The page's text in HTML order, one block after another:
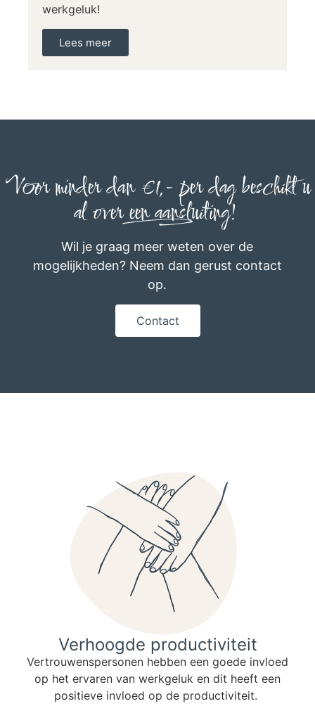
werkgeluk!
Lees meer
Voor minder dan €1,- per dag beschikt u
al over een aansluiting!
Wil je graag meer weten over de
mogelijkheden? Neem dan gerust contact
op.
Contact
Verhoogde productiviteit
Vertrouwenspersonen hebben een goede invloed
op het ervaren van werkgeluk en dit heeft een
positieve invloed op de productiviteit.